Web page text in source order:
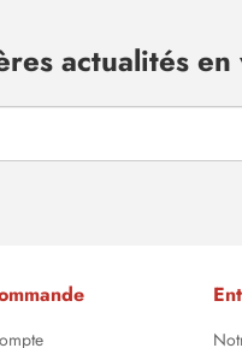
actualités